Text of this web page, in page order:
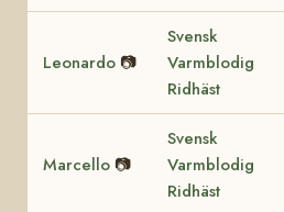
Leonardo 📷
Svensk
Varmblodig
Ridhäst
Marcello 📷
Svensk
Varmblodig
Ridhäst